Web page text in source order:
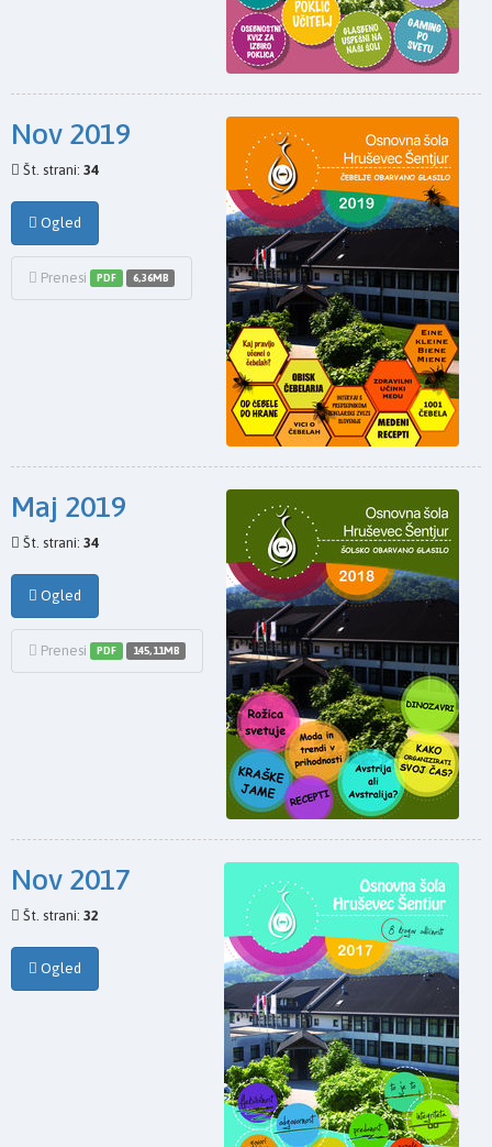
Nov 2019
Št. strani: 34
Ogled
Prenesi PDF 6,36MB
Maj 2019
Št. strani: 34
Ogled
Prenesi PDF 145,11MB
Nov 2017
Št. strani: 32
Ogled